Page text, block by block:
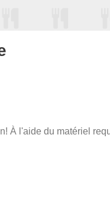
l'aide du matériel